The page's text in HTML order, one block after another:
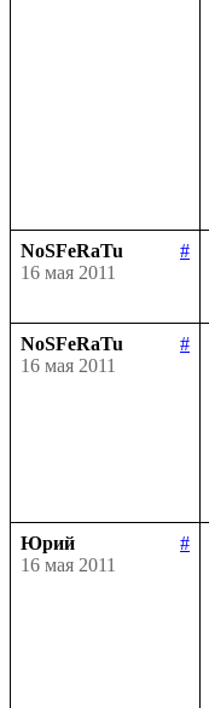
NoSFeRaTu
#
16 мая 2011
NoSFeRaTu
#
16 мая 2011
Юрий
#
16 мая 2011